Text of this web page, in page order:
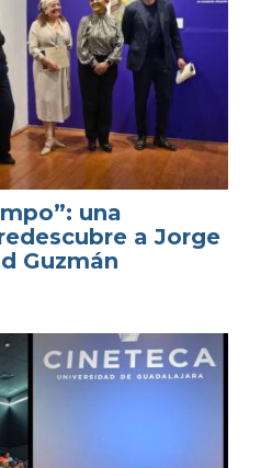
una
a Jorge
Guzmán